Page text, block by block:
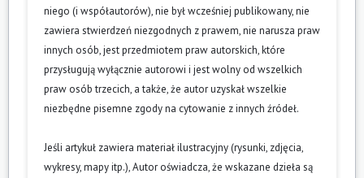
niego (i współautorów), nie był wcześniej publikowany, nie
zawiera stwierdzeń niezgodnych z prawem, nie narusza praw
innych osób, jest przedmiotem praw autorskich, które
przysługują wyłącznie autorowi i jest wolny od wszelkich
praw osób trzecich, a także, że autor uzyskał wszelkie
niezbędne pisemne zgody na cytowanie z innych źródeł.
Jeśli artykuł zawiera materiał ilustracyjny (rysunki, zdjęcia,
wykresy, mapy itp.), Autor oświadcza, że wskazane dzieła są